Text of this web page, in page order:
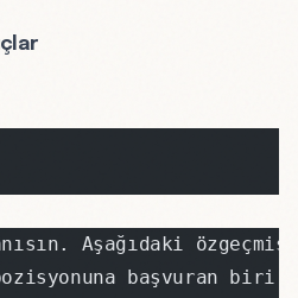
Aşağıdaki
başvuran